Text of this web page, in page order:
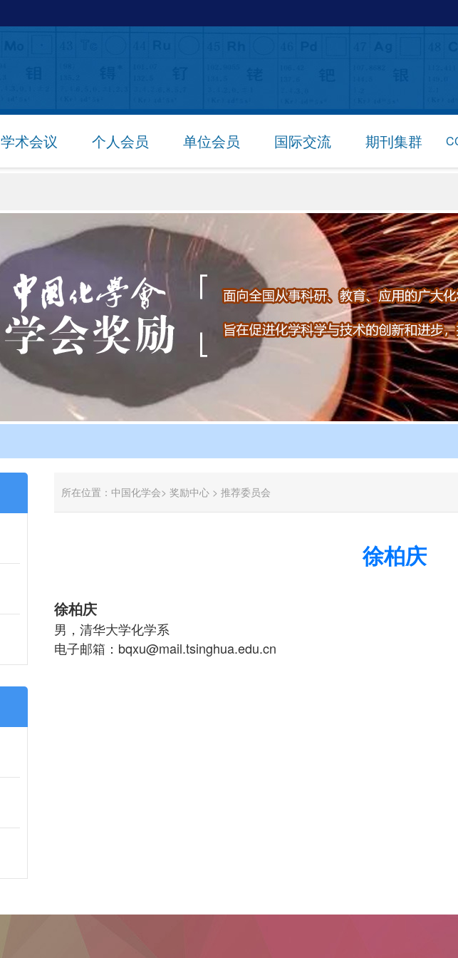
学术会议 个人会员 单位会员 国际交流 期刊集群
所在位置： 中国化学会> 奖励中心 > 推荐委员会
徐柏庆
徐柏庆
男，清华大学化学系
电子邮箱：bqxu@mail.tsinghua.edu.cn